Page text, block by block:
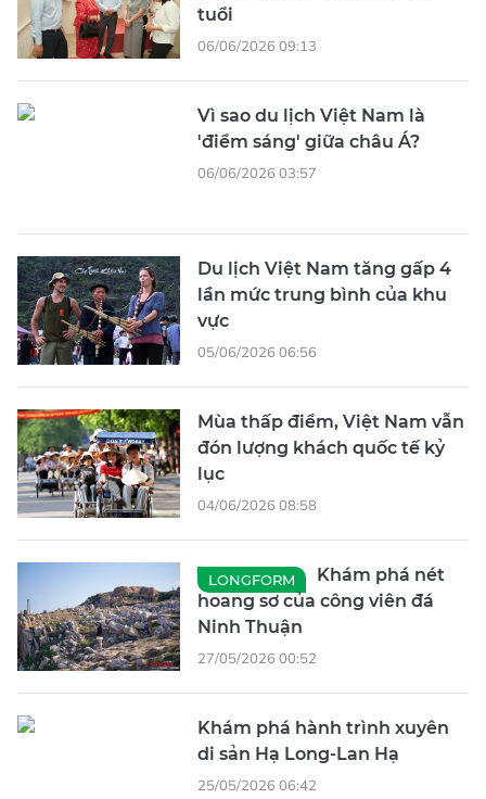
tuổi
06/06/2026 09:13
Vì sao du lịch Việt Nam là
'điểm sáng' giữa châu Á?
06/06/2026 03:57
Du lịch Việt Nam tăng gấp 4
lần mức trung bình của khu
vực
05/06/2026 06:56
Mùa thấp điểm, Việt Nam vẫn
đón lượng khách quốc tế kỷ
lục
04/06/2026 08:58
LONGFORM
Khám phá nét
hoang sơ của công viên đá
Ninh Thuận
27/05/2026 00:52
Khám phá hành trình xuyên
di sản Hạ Long-Lan Hạ
25/05/2026 06:42